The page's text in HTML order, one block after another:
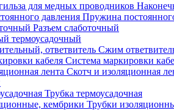
Пружина
Разъем слаботочный
термоусадочный
Сжим
Система маркировки
Скотч и изоляционная
Трубка термоусадочная
Трубки